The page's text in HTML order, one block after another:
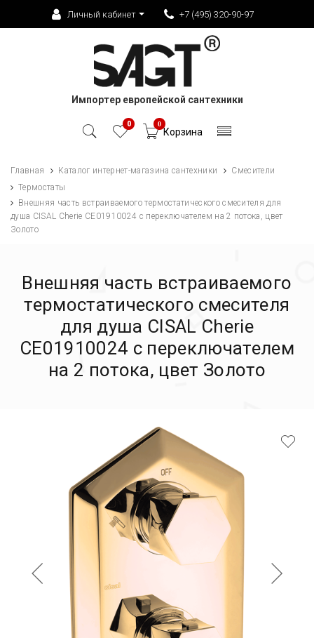
Личный кабинет +7 (495) 320-90-97
Импортер европейской сантехники
0 0
Корзина
Главная Каталог интернет-магазина сантехники
Смесители
Термостаты
Внешняя часть встраиваемого термостатического смесителя для
душа CISAL Cherie CE01910024 с переключателем на 2 потока, цвет
Золото
Внешняя часть встраиваемого
термостатического смесителя
для душа CISAL Cherie
CE01910024 с переключателем
на 2 потока, цвет Золото